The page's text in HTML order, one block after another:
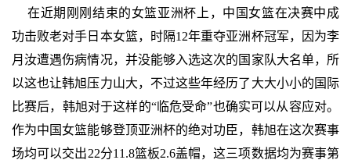
在近期刚刚结束的女篮亚洲杯上，中国女篮在决赛中成
功击败老对手日本女篮，时隔12年重夺亚洲杯冠军，因为李
月汝遭遇伤病情况，并没能够入选这次的国家队大名单，所
以这也让韩旭压力山大，不过这些年经历了大大小小的国际
比赛后，韩旭对于这样的“临危受命”也确实可以从容应对。
作为中国女篮能够登顶亚洲杯的绝对功臣，韩旭在这次赛事
场均可以交出22分11.8篮板2.6盖帽，这三项数据均为赛事第